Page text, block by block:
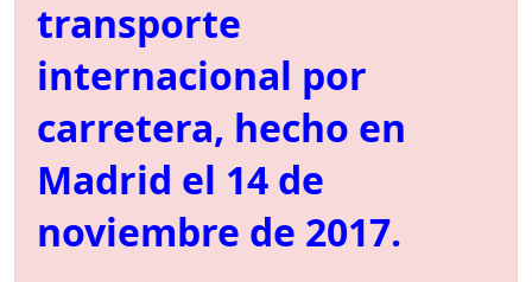
transporte
internacional por
carretera, hecho en
Madrid el 14 de
noviembre de 2017.